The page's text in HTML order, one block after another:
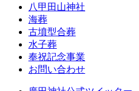
八甲田山神社
海葬
古墳型合葬
水子葬
奉祝記念事業
お問い合わせ